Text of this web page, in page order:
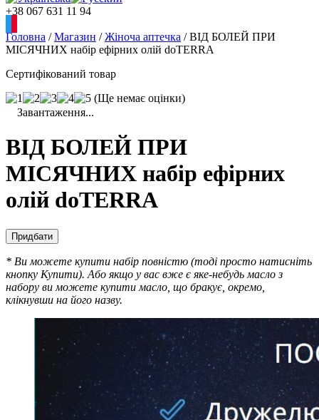
+38 067 631 11 94
Головна / Магазин / Жіноча аптечка / ВІД БОЛЕЙ ПРИ
МІСЯЧНИХ набір ефірних олій doTERRA
Сертифікований товар
(Ще немає оцінки)
Завантаження...
ВІД БОЛЕЙ ПРИ
МІСЯЧНИХ набір ефірних
олій doTERRA
Придбати
* Ви можете купити набір повністю (тоді просто натисніть
кнопку Купити). Або якщо у вас вже є яке-небудь масло з
набору ви можете купити масло, що бракує, окремо,
клікнувши на його назву.